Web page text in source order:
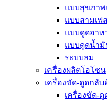
แบบสุขภาพ
แบบสามเฟ
แบบดูดอาห
แบบดูดน้ำ
ระบบลม
เครื่องผลิตโอโซน
เครื่องขัด-ดูดกลั
เครื่องขัด-